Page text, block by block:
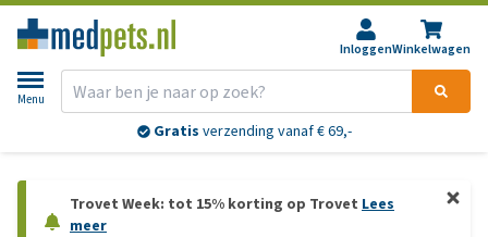
InloggenWinkelwagen
Menu
Gratis verzending vanaf € 69,-
Trovet Week: tot 15% korting op Trovet Lees
meer